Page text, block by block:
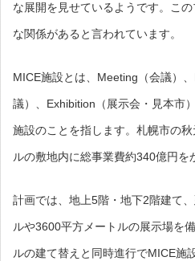
な展開を見せているようです。こ
な関係があると言われています。
MICE施設とは、Meeting（会議）
議）、Exhibition（展示会・見本市
施設のことを指します。札幌市の
ルの敷地内に総事業費約340億円を
計画では、地上5階・地下2階建て
ルや3600平方メートルの展示場を
ルの建て替えと同時進行でMICE施